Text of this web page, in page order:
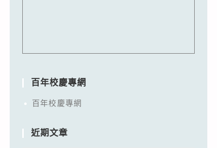
百年校慶專網
百年校慶專網
近期文章